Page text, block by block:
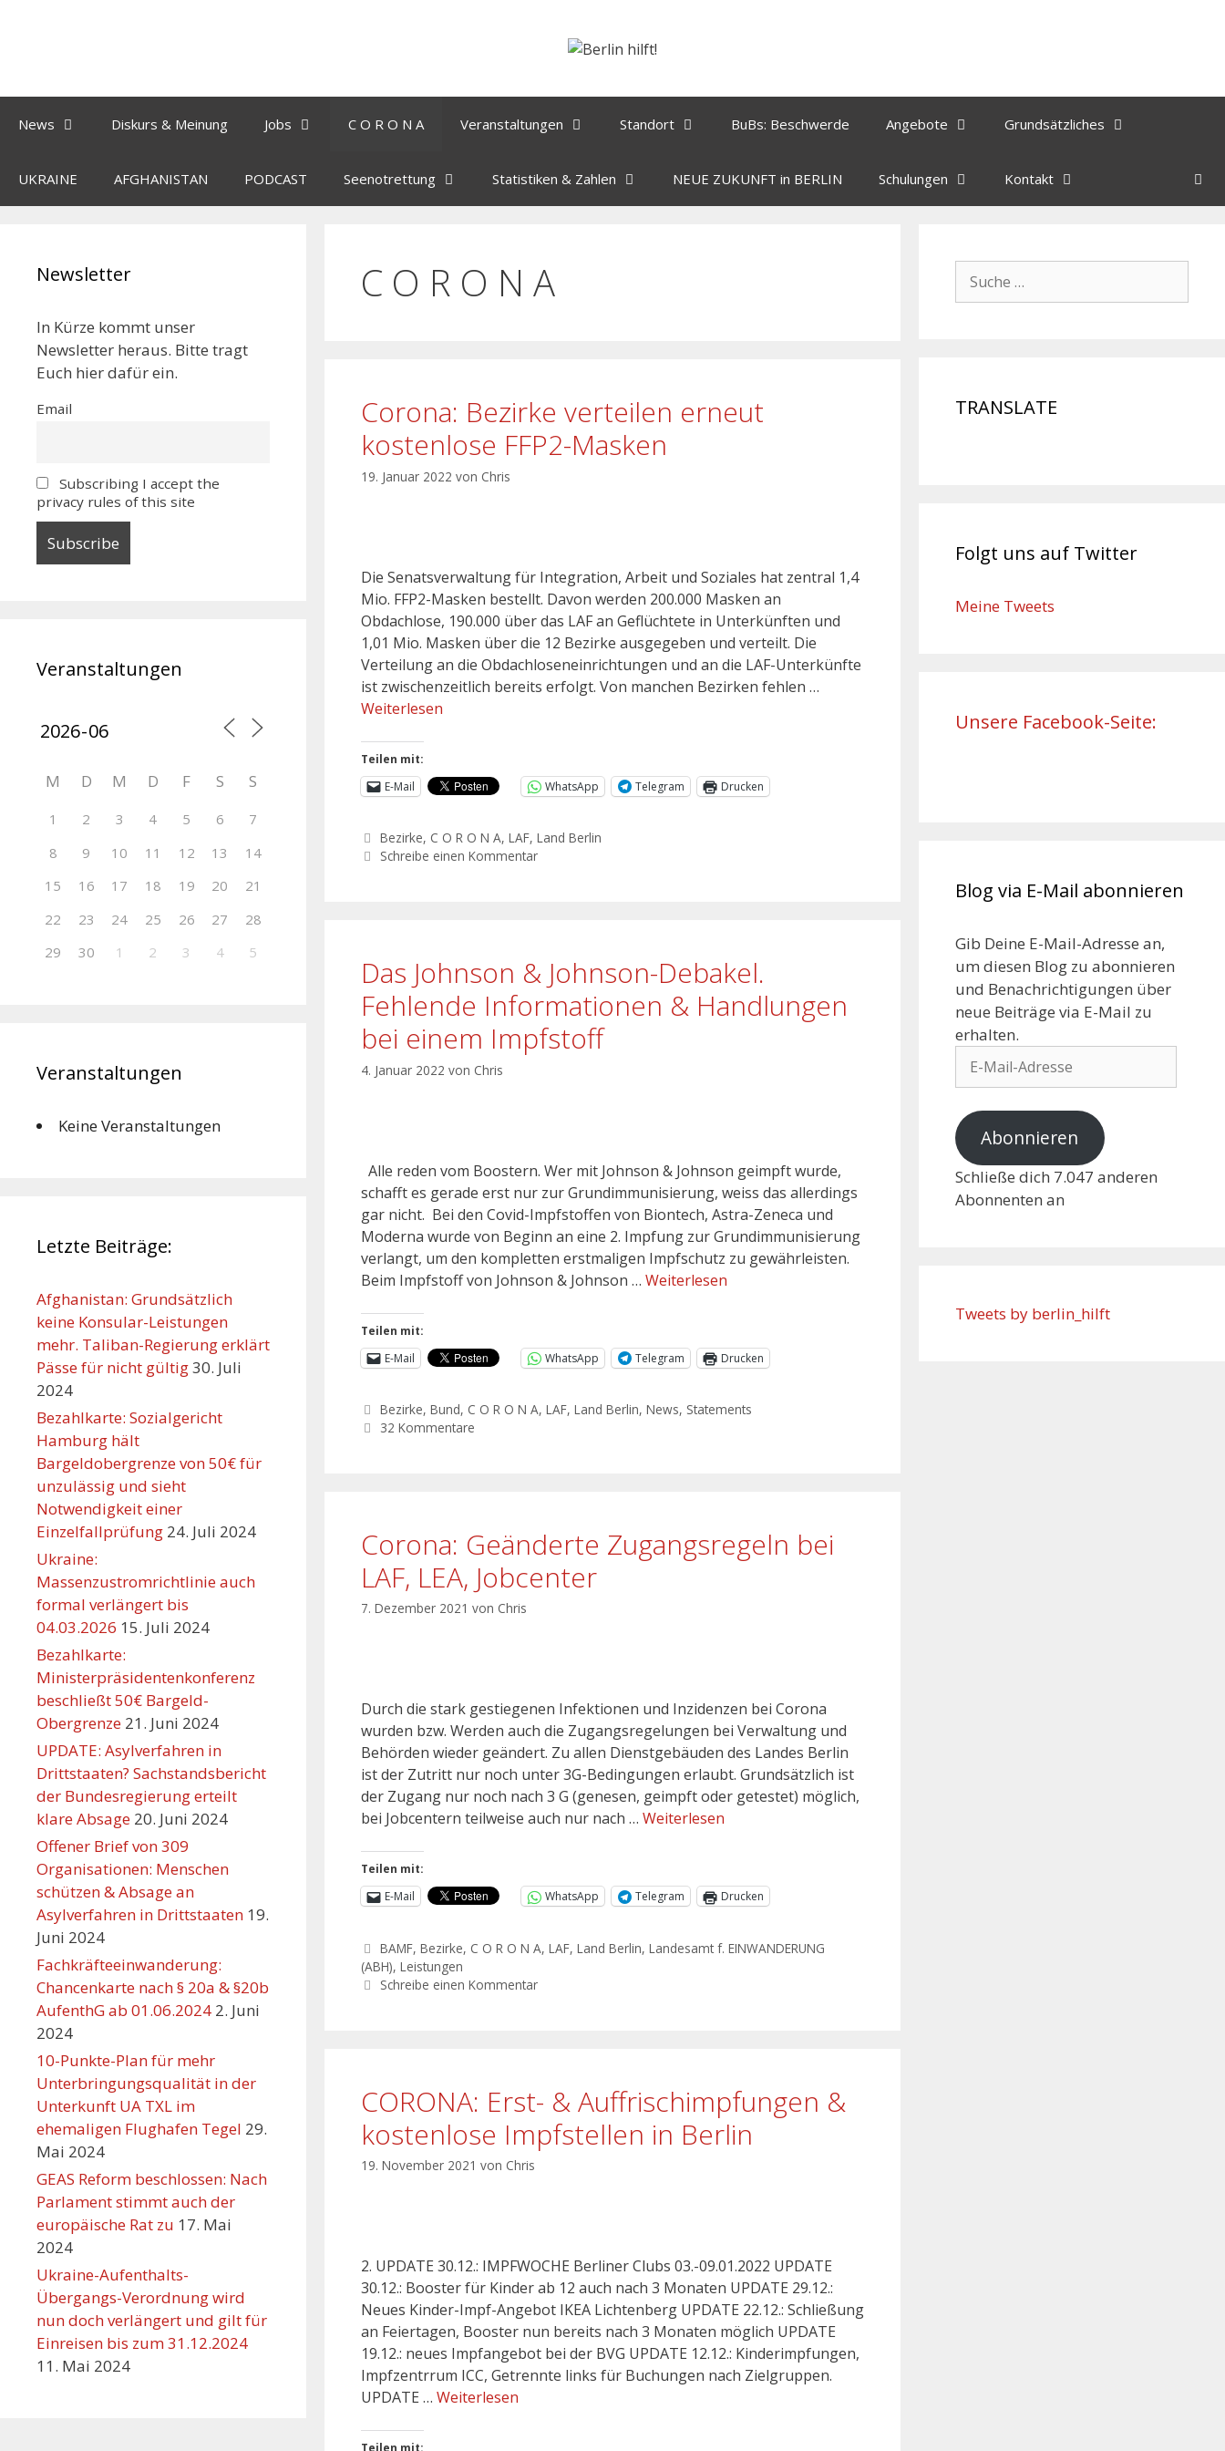
News Diskurs & Meinung Jobs C O R O N A Veranstaltungen Standort BuBs: Beschwerde Angebote Grundsätzliches
UKRAINE AFGHANISTAN PODCAST Seenotrettung Statistiken & Zahlen NEUE ZUKUNFT in BERLIN Schulungen Kontakt
C O R O N A
Corona: Bezirke verteilen erneut
kostenlose FFP2-Masken
19. Januar 2022 von Chris
Die Senatsverwaltung für Integration, Arbeit und Soziales hat zentral 1,4
Mio. FFP2-Masken bestellt. Davon werden 200.000 Masken an
Obdachlose, 190.000 über das LAF an Geflüchtete in Unterkünften und
1,01 Mio. Masken über die 12 Bezirke ausgegeben und verteilt. Die
Verteilung an die Obdachloseneinrichtungen und an die LAF-Unterkünfte
ist zwischenzeitlich bereits erfolgt. Von manchen Bezirken fehlen …
Weiterlesen
Teilen mit:
E-Mail
WhatsApp Telegram Drucken
Bezirke, C O R O N A,LAF,Land Berlin
Schreibe einen Kommentar
Das Johnson & Johnson-Debakel.
Fehlende Informationen & Handlungen
bei einem Impfstoff
4. Januar 2022 von Chris
Alle reden vom Boostern. Wer mit Johnson & Johnson geimpft wurde,
schafft es gerade erst nur zur Grundimmunisierung, weiss das allerdings
gar nicht. Bei den Covid-Impfstoffen von Biontech, Astra-Zeneca und
Moderna wurde von Beginn an eine 2. Impfung zur Grundimmunisierung
verlangt, um den kompletten erstmaligen Impfschutz zu gewährleisten.
Beim Impfstoff von Johnson & Johnson … Weiterlesen
Teilen mit:
E-Mail
WhatsApp Telegram Drucken
Bezirke,Bund, C O R O N A,LAF,Land Berlin,News, Statements
32 Kommentare
Corona: Geänderte Zugangsregeln bei
LAF, LEA, Jobcenter
7. Dezember 2021 von Chris
Durch die stark gestiegenen Infektionen und Inzidenzen bei Corona
wurden bzw. Werden auch die Zugangsregelungen bei Verwaltung und
Behörden wieder geändert. Zu allen Dienstgebäuden des Landes Berlin
ist der Zutritt nur noch unter 3G-Bedingungen erlaubt. Grundsätzlich ist
der Zugang nur noch nach 3 G (genesen, geimpft oder getestet) möglich,
bei Jobcentern teilweise auch nur nach … Weiterlesen
Teilen mit:
E-Mail
WhatsApp Telegram Drucken
BAMF,Bezirke, C O R O N A,LAF,Land Berlin,Landesamt f. EINWANDERUNG
(ABH), Leistungen
Schreibe einen Kommentar
CORONA: Erst- & Auffrischimpfungen &
kostenlose Impfstellen in Berlin
19. November 2021 von Chris
2. UPDATE 30.12.: IMPFWOCHE Berliner Clubs 03.-09.01.2022 UPDATE
30.12.: Booster für Kinder ab 12 auch nach 3 Monaten UPDATE 29.12.:
Neues Kinder-Impf-Angebot IKEA Lichtenberg UPDATE 22.12.: Schließung
an Feiertagen, Booster nun bereits nach 3 Monaten möglich UPDATE
19.12.: neues Impfangebot bei der BVG UPDATE 12.12.: Kinderimpfungen,
Impfzentrrum ICC, Getrennte links für Buchungen nach Zielgruppen.
UPDATE … Weiterlesen
Newsletter
In Kürze kommt unser
Newsletter heraus. Bitte tragt
Euch hier dafür ein.
Email
Subscribing I accept the
privacy rules of this site
Veranstaltungen
M D M D F S S
1 2 3 4 5 6
7
8
9 10 11 12 13
14
15
16 17 18 19 20
21
22
23 24 25 26 27
28
29
30 1 2 3 4 5
Veranstaltungen
Keine Veranstaltungen
Letzte Beiträge:
Afghanistan: Grundsätzlich
keine Konsular-Leistungen
mehr. Taliban-Regierung erklärt
Pässe für nicht gültig30. Juli
2024
Bezahlkarte: Sozialgericht
Hamburg hält
Bargeldobergrenze von 50€ für
unzulässig und sieht
Notwendigkeit einer
Einzelfallprüfung 24. Juli 2024
Ukraine:
Massenzustromrichtlinie auch
formal verlängert bis
04.03.2026 15. Juli 2024
Bezahlkarte:
Ministerpräsidentenkonferenz
beschließt 50€ Bargeld-
Obergrenze 21. Juni 2024
UPDATE: Asylverfahren in
Drittstaaten? Sachstandsbericht
der Bundesregierung erteilt
klare Absage 20. Juni 2024
Offener Brief von 309
Organisationen: Menschen
schützen & Absage an
Asylverfahren in Drittstaaten 19.
Juni 2024
Fachkräfteeinwanderung:
Chancenkarte nach § 20a & §20b
AufenthG ab 01.06.2024 2. Juni
2024
10-Punkte-Plan für mehr
Unterbringungsqualität in der
Unterkunft UA TXL im
ehemaligen Flughafen Tegel 29.
Mai 2024
GEAS Reform beschlossen: Nach
Parlament stimmt auch der
europäische Rat zu 17. Mai
2024
Ukraine-Aufenthalts-
Übergangs-Verordnung wird
nun doch verlängert und gilt für
Einreisen bis zum 31.12.2024
11. Mai 2024
TRANSLATE
Folgt uns auf Twitter
Meine Tweets
Unsere Facebook-Seite:
Blog via E-Mail abonnieren
Gib Deine E-Mail-Adresse an,
um diesen Blog zu abonnieren
und Benachrichtigungen über
neue Beiträge via E-Mail zu
erhalten.
Abonnieren
Schließe dich 7.047 anderen
Abonnenten an
Tweets by berlin_hilft